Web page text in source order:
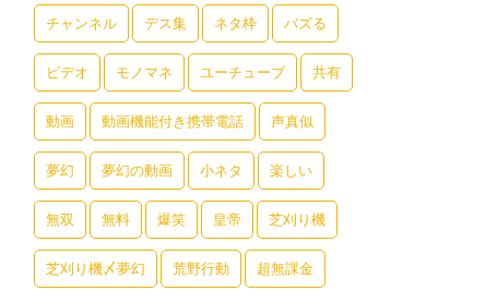
チャンネル デス集 ネタ枠 バズる
ビデオ モノマネ ユーチューブ 共有
動画 動画機能付き携帯電話 声真似
夢幻 夢幻の動画 小ネタ 楽しい
無双 無料 爆笑 皇帝 芝刈り機
芝刈り機〆夢幻 荒野行動 超無課金